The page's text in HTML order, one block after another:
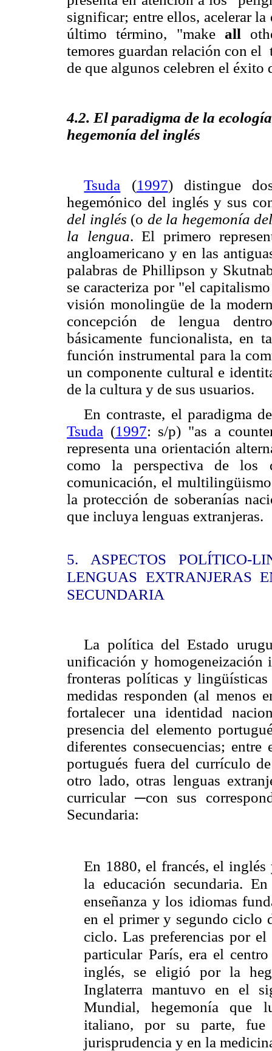
significar; entre ellos, acelerar
último término, "make all
temores guardan relación con
de que algunos celebren el
4.2. El paradigma de la
hegemonía del inglés
Tsuda (1997) distingue
hegemónico del inglés y sus
del inglés (o de la hegemonía
la lengua. El primero
angloamericano y en las
palabras de Phillipson y
se caracteriza por "el
visión monolingüe de la
concepción de lengua
básicamente funcionalista, en
función instrumental para la
un componente cultural e
de la cultura y de sus usuarios.
En contraste, el paradigma
Tsuda (1997: s/p) "as a
representa una orientación
como la perspectiva de los
comunicación, el
la protección de soberanías
que incluya lenguas extranjeras.
5. ASPECTOS POLÍTICO-
LENGUAS EXTRANJERAS
SECUNDARIA
La política del Estado
unificación y homogeneización
fronteras políticas y
medidas responden (al menos
fortalecer una identidad
presencia del elemento
diferentes consecuencias;
portugués fuera del currículo
otro lado, otras lenguas
curricular ─con sus
Secundaria:
En 1880, el francés, el inglés
la educación secundaria.
enseñanza y los idiomas
en el primer y segundo ciclo
ciclo. Las preferencias por
particular París, era el
inglés, se eligió por la
Inglaterra mantuvo en el
Mundial, hegemonía que
italiano, por su parte,
jurisprudencia y en la